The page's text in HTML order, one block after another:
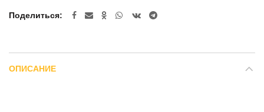
Поделиться
ОПИСАНИЕ